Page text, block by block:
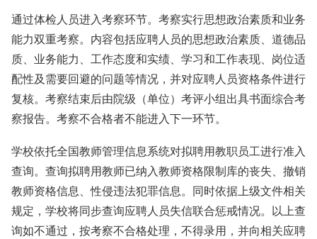
通过体检人员进入考察环节。考察实行思想政治素质和业务
能力双重考察。内容包括应聘人员的思想政治素质、道德品
质、业务能力、工作态度和实绩、学习和工作表现、岗位适
配性及需要回避的问题等情况，并对应聘人员资格条件进行
复核。考察结束后由院级（单位）考评小组出具书面综合考
察报告。考察不合格者不能进入下一环节。
学校依托全国教师管理信息系统对拟聘用教职员工进行准入
查询。查询拟聘用教师已纳入教师资格限制库的丧失、撤销
教师资格信息、性侵违法犯罪信息。同时依据上级文件相关
规定，学校将同步查询应聘人员失信联合惩戒情况。以上查
询如不通过，按考察不合格处理，不得录用，并向相关应聘